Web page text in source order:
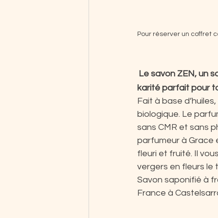
Pour réserver un coffret
Le savon ZEN, un
karité parfait pour
Fait à base
biologique. Le
sans CMR et sans
parfumeur à Grace
fleuri et fruité. Il
vergers en fleurs le
Savon saponifié à
France à